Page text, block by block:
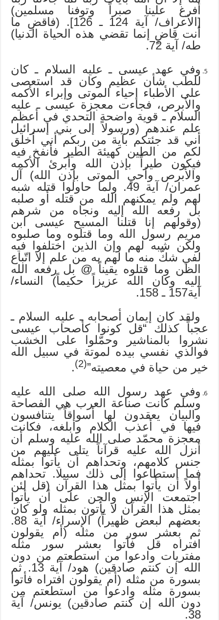
أفرغ علينا صبراً وتوفنا مسلمين)
[الأعراف/ آية 124 ـ 126]. (فاقضِ ما
أنت قاضٍ إنما تقضي هذه الحياة الدنيا)
طه/ آية 72.
وفي عهد عيسى ـ عليه السلام ـ كان
للطب شأن عظيم وكان قد استعصى
على الأطباء إحياء الموتى وإبراء الأكمه
والأبرص، فجاءت معجزة عيسى ـ عليه
السلام ـ قوية واضحة التحدي في أعظم
علم عندهم (ورسولاً إلى بني إسرائيل
أني قد جئتكم بآية من ربكم أني أخلق
لكم من الطين كهيئة الطير فأنفخ فيه
فيكون طيراً بإذن الله وأبرئ الأكمه
والأبرص وأحيِ الموتى بإذن الله) آل
عمران/ آية 49. ولما حاولوا قتله شبه
لهم ولم يمكنهم الله من قتله أو صلبه
بل رفعه الله إليه ونجاه من شرهم
(وقولهم إنا قتلنا المسيح عيسى ابن
مريم رسول الله وما قتلوه وما صلبوه
ولكن شبه لهم وإن الذين اختلفوا فيه
لفي شكّ منه ما لهم به من علم إلا اتّباع
الظن وما قتلوه يقيناً @ بل رفعه الله
إليه وكان الله عزيزاً حكيماً) النساء/
آية157 ـ 158.
ولقد كان إيمان أصحابه ـ عليه السلام ـ
عجباً كذلك “قل كونوا كأصحاب عيسى
نشروا بالمناشير وحمّلوا على الخشب
فوالذي نفسي بيده لموتة في سبيل الله
خير من حياة في معصيته”(2)
.
وفي عهد رسول الله صلى الله عليه
وسلم كانت صناعة العرب هي الفصاحة
والبيان يعقدون لها أسواقاً يتنافسون
فيها في أعذب الكلام وأبلغه، فكانت
معجزة محمّد صلى الله عليه وسلم أن
أنزل الله عليه قرآناً يتلى عليهم من
جنس كلامهم، وتحداهم أن يأتوا بمثله
فما استطاعوا إلى ذلك سبيلا. تحداهم
أولاً أن يأتوا بمثل هذا القرآن (قل لئن
اجتمعت الإنس والجن على أن يأتوا
بمثل هذا القرآن لا يأتون بمثله ولو كان
بعضهم لبعض ظهيراً) الإسراء/ آية 88.
ثم بعشر سور من مثله (أم يقولون
افتراه قل فأتوا بعشر سور مثله
مفتريات وادعوا من استطعتم من دون
الله إن كنتم صادقين) هود/ آية 13. ثم
بسورة من مثله (أم يقولون افتراه فأتوا
بسورة مثله وادعوا من استطعتم من
دون الله إن كنتم صادقين) يونس/ آية
38.